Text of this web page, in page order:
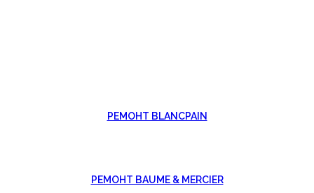
РЕМОНТ BLANCPAIN
РЕМОНТ BAUME & MERCIER